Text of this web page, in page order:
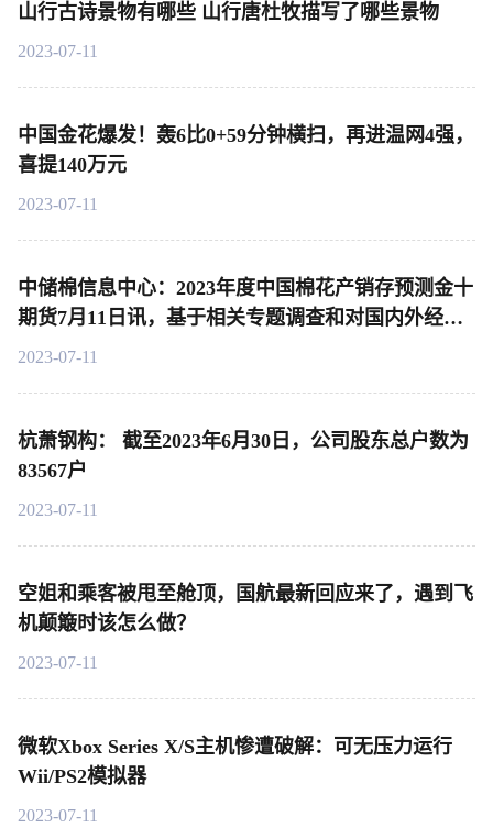
山行古诗景物有哪些 山行唐杜牧描写了哪些景物
2023-07-11
中国金花爆发！轰6比0+59分钟横扫，再进温网4强，
喜提140万元
2023-07-11
中储棉信息中心：2023年度中国棉花产销存预测金十
期货7月11日讯，基于相关专题调查和对国内外经济
环境及市场状况的分析，对2022年度和2023年度中国
2023-07-11
杭萧钢构： 截至2023年6月30日，公司股东总户数为
83567户
2023-07-11
空姐和乘客被甩至舱顶，国航最新回应来了，遇到飞
机颠簸时该怎么做？
2023-07-11
微软Xbox Series X/S主机惨遭破解：可无压力运行
Wii/PS2模拟器
2023-07-11